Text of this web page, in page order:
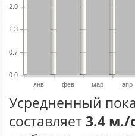
янв фев мар апр
0.0
0.7
1.3
2.0
Усредненный
составляет3.4 м./